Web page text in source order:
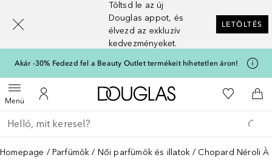
Töltsd le az új
Douglas appot, és
élvezd az exkluzív
kedvezményeket.
LETÖLTÉS
Akár -30% Fedezd fel a Beauty Outlet termékeit hihetetlen áron!
MenüMenü megnyitása
A fiókomhoz
A Douglas Főoldalra
A
Menj vissza
Keresés végrehajtása
Homepage Parfümök Női parfümök és illatok Chopard Néroli À
[navigation.slideout.screenreader]